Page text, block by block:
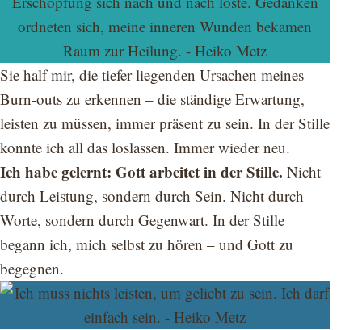
Sie half mir, die tiefer liegenden Ursachen meines
Burn-outs zu erkennen – die ständige Erwartung,
leisten zu müssen, immer präsent zu sein. In der Stille
konnte ich all das loslassen. Immer wieder neu.
Ich habe gelernt: Gott arbeitet in der Stille. Nicht
durch Leistung, sondern durch Sein. Nicht durch
Worte, sondern durch Gegenwart. In der Stille
begann ich, mich selbst zu hören – und Gott zu
begegnen.